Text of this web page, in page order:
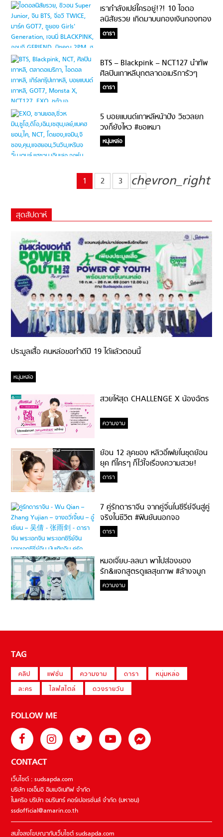
เรากำลังเปย์ใครอยู่!?! 10 ไอดอ
ลนิสัยรวย เกิดมาบนกองเงินกองทอง
ใช้ทั้งชาติก็ไม่หมด!
ดารา
BTS – Blackpink – NCT127 นำทัพ
ศิลปินเกาหลีบุกตลาดอเมริการัวๆ
ดารา
5 บอยแบนด์เกาหลีหน้าปัง วิชวลยก
วงก็ยังไหว #ขอเหมา
หนุ่มหล่อ
1 2 3 chevron_right
สุดสัปดาห์
ประมูลเสื้อ คนหล่อขอทำดีปี 19 ได้แล้วตอนนี้
หนุ่มหล่อ
สวยให้สุด CHALLENGE X น้องฉัตร
ความงาม
ย้อน 12 ลุคของ หลิวอี้เฟยในชุดย้อน
ยุค ที่ใครๆ ก็ไว้ใจเรื่องความสวย!
ดารา
7 คู่รักดาราจีน จากคู่จิ้นในซีรี่ย์จีนสู่คู่
จริงในชีวิต #ฟินยันนอกจอ
ดารา
หมอเจี๊ยบ-ลลนา พาไปส่องของ
รัก&แจกสูตรดูแลสุขภาพ #ล้างจมูก
ไม่ยากจะสอนให้
ความงาม
TAG
คลิป แฟชั่น ความงาม ดารา
หนุ่มหล่อ
ละคร
ไลฟ์สไตล์ ดวงรายวัน
FOLLOW ME
CONTACT
เว็บไซต์ : sudsapda.com
บริษัท เอเอ็มอี อิมเมจิเนทีฟ จำกัด
ในเครือ บริษัท อมรินทร์ คอร์เปอเรชั่นส์ จำกัด (มหาชน)
ssdofficial@amarin.co.th
สนใจลงโฆษณากับเว็บไซต์ sudsapda.com